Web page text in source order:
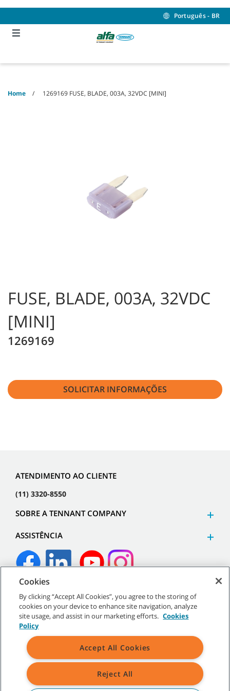
content
navigation
menu
Português - BR
Home 1269169 FUSE, BLADE, 003A, 32VDC [MINI]
FUSE, BLADE, 003A, 32VDC
[MINI]
1269169
SOLICITAR INFORMAÇÕES
ATENDIMENTO AO CLIENTE
(11) 3320-8550
SOBRE A TENNANT COMPANY
ASSISTÊNCIA
©2026Tennant Company. Todos os direitos reservados.
Mapa do site
Termos de
venda
Todos os logotipos e marcas registradas mencionados são
propriedade exclusiva da Tennant Company e/ou de suas afiliadas
Cookies
By clicking “Accept All Cookies”, you agree to the storing of
cookies on your device to enhance site navigation, analyze
site usage, and assist in our marketing efforts. Cookies
Policy
Accept All Cookies
Reject All